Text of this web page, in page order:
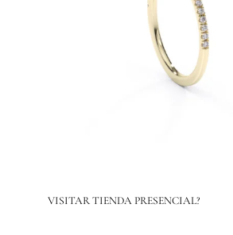
VISITAR TIENDA PRESENCIAL?